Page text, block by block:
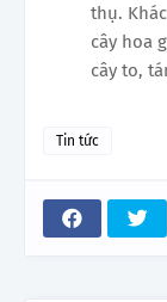
thụ.
cây hoa
cây to,
Tin tức